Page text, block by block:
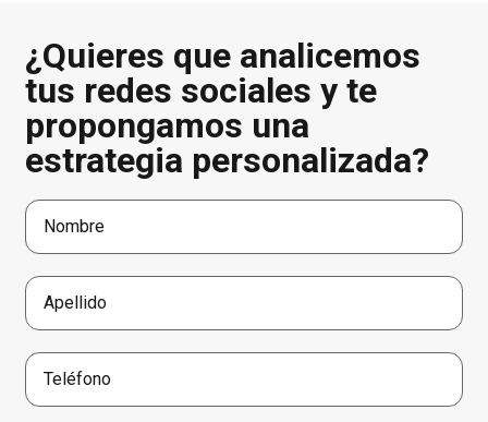
¿Quieres que analicemos
tus redes sociales y te
propongamos una
estrategia personalizada?